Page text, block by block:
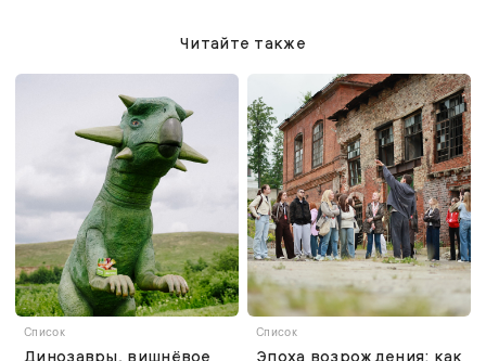
Читайте также
Список
Динозавры, вишнёвое
Список
Эпоха возрождения: как